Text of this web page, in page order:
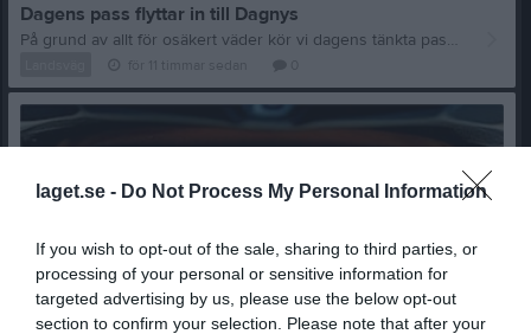
laget.se - Do Not Process My Personal Information
If you wish to opt-out of the sale, sharing to third parties, or
processing of your personal or sensitive information for
targeted advertising by us, please use the below opt-out
section to confirm your selection. Please note that after your
Dagens pass flyttar in till Dagnys
På grund av allt för osäkert väder kör vi dagens tänkta pass inomhus på Dagnys med start kl 18.00